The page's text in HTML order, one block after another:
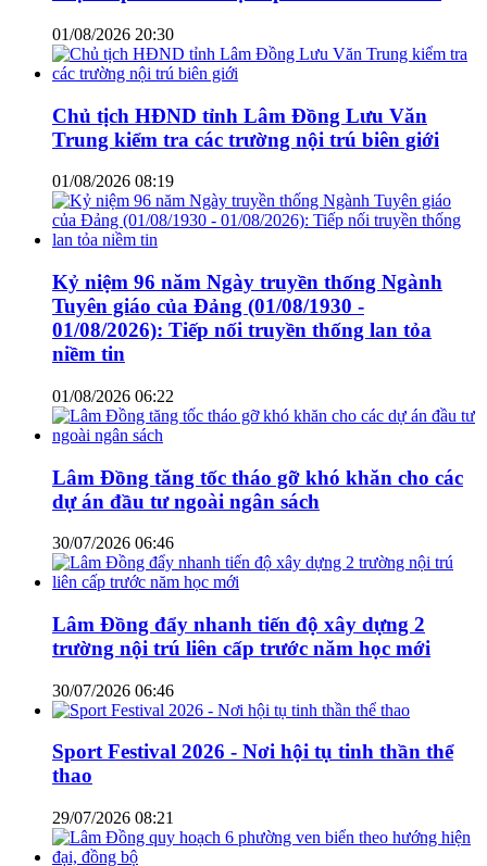
01/08/2026 20:30
Chủ tịch HĐND tỉnh Lâm Đồng Lưu Văn
Trung kiểm tra các trường nội trú biên giới
01/08/2026 08:19
Kỷ niệm 96 năm Ngày truyền thống Ngành
Tuyên giáo của Đảng (01/08/1930 -
01/08/2026): Tiếp nối truyền thống lan tỏa
niềm tin
01/08/2026 06:22
Lâm Đồng tăng tốc tháo gỡ khó khăn cho các
dự án đầu tư ngoài ngân sách
30/07/2026 06:46
Lâm Đồng đẩy nhanh tiến độ xây dựng 2
trường nội trú liên cấp trước năm học mới
30/07/2026 06:46
Sport Festival 2026 - Nơi hội tụ tinh thần thể
thao
29/07/2026 08:21